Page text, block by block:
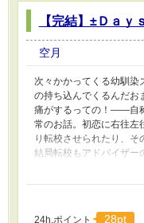
【完結】±Ｄａｙｓ
空月
次々かかってくる幼馴染
の持ち込んでくるんだ
痛がするっての！――自
常のお話。初恋に右往左
り転校させられたり、そ
結局転校もアドバイザー
変則的な小説と言える
します。逆ハーを脇から
はシリアス色強めの話も
24h.ポイント 28pt